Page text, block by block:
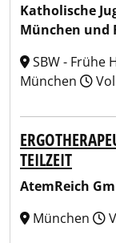
Katholische
München und
SBW - Frühe
München
TEILZEIT
AtemReich
München